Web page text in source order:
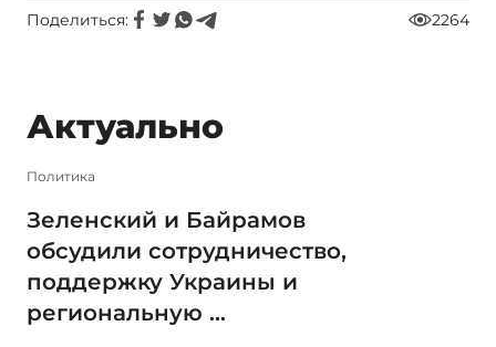
Поделиться: 2264
Актуально
Политика
Зеленский и Байрамов
обсудили сотрудничество,
поддержку Украины и
региональную ...